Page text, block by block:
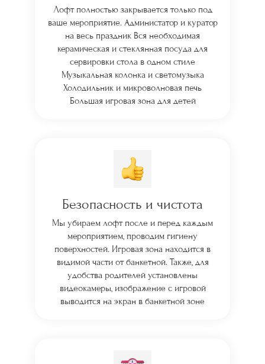
Лофт полностью закрывается только под
ваше мероприятие. Администатор и куратор
на весь праздник Вся необходимая
керамическая и стеклянная посуда для
сервировки стола в одном стиле
Музыкальная колонка и светомузыка
Холодильник и микроволновая печь
Большая игровая зона для детей
Безопасность и чистота
Мы убираем лофт после и перед каждым
мероприятием, проводим гигиену
поверхностей. Игровая зона находится в
видимой части от банкетной. Также, для
удобства родителей установлены
видеокамеры, изображение с игровой
выводится на экран в банкетной зоне